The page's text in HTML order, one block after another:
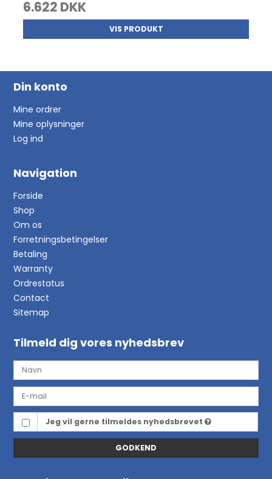
6.622 DKK
VIS PRODUKT
Din konto
Mine ordrer
Mine oplysninger
Log ind
Navigation
Forside
Shop
Om os
Forretningsbetingelser
Betaling
Warranty
Ordrestatus
Contact
Sitemap
Tilmeld dig vores nyhedsbrev
Jeg vil gerne tilmeldes nyhedsbrevet
GODKEND